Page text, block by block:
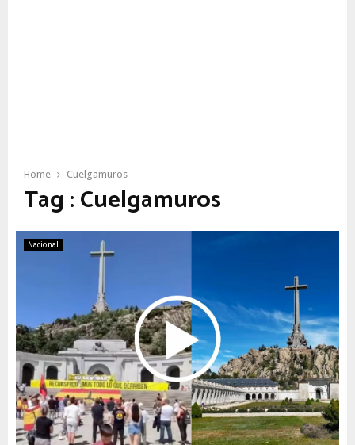
Home Cuelgamuros
Tag : Cuelgamuros
Nacional